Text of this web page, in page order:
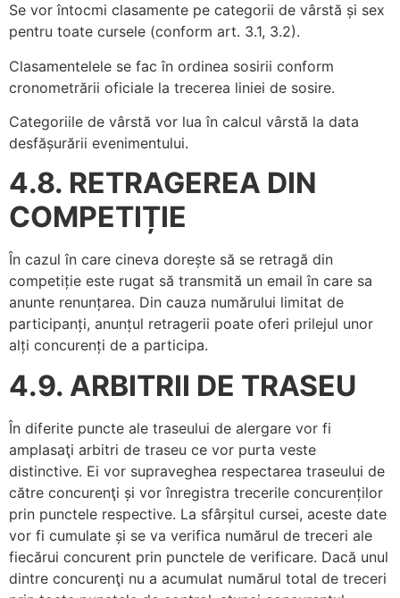
Se vor întocmi clasamente pe categorii de vârstă și sex
pentru toate cursele (conform art. 3.1, 3.2).
Clasamentelele se fac în ordinea sosirii conform
cronometrării oficiale la trecerea liniei de sosire.
Categoriile de vârstă vor lua în calcul vârstă la data
desfășurării evenimentului.
4.8. RETRAGEREA DIN
COMPETIȚIE
În cazul în care cineva dorește să se retragă din
competiție este rugat să transmită un email în care sa
anunte renunțarea. Din cauza numărului limitat de
participanți, anunțul retragerii poate oferi prilejul unor
alți concurenți de a participa.
4.9. ARBITRII DE TRASEU
În diferite puncte ale traseului de alergare vor fi
amplasaţi arbitri de traseu ce vor purta veste
distinctive. Ei vor supraveghea respectarea traseului de
către concurenţi și vor înregistra trecerile concurenților
prin punctele respective. La sfârșitul cursei, aceste date
vor fi cumulate și se va verifica numărul de treceri ale
fiecărui concurent prin punctele de verificare. Dacă unul
dintre concurenţi nu a acumulat numărul total de treceri